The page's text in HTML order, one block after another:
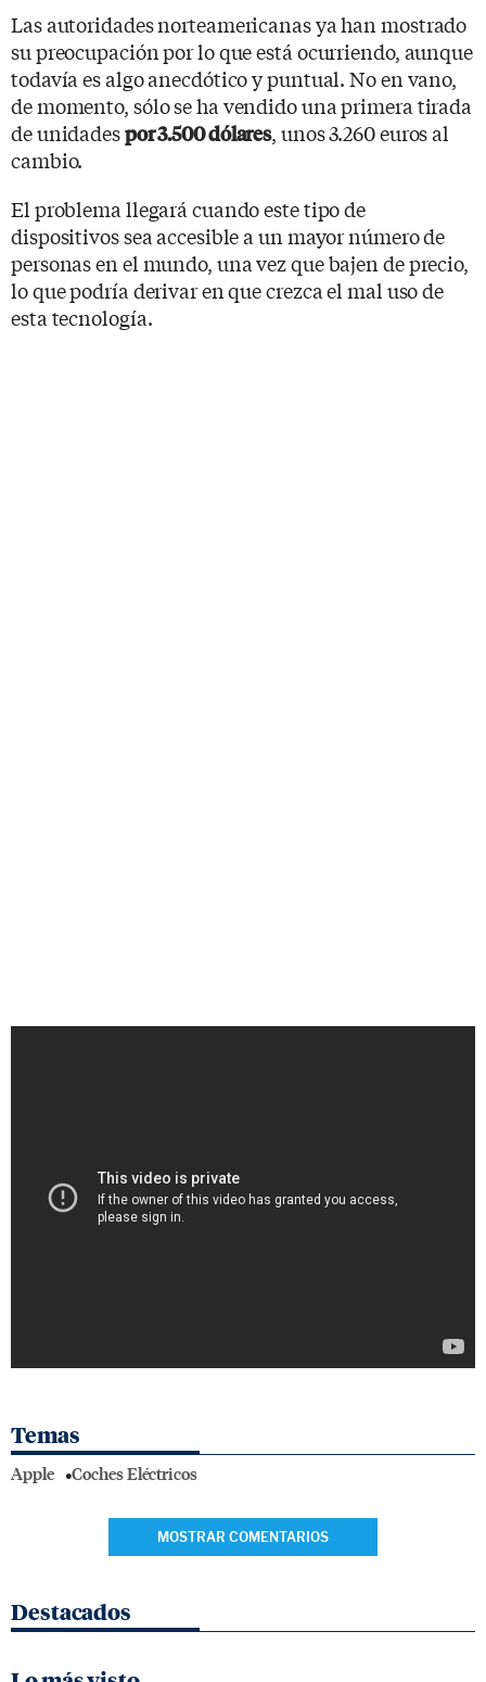
Las autoridades norteamericanas ya han mostrado
su preocupación por lo que está ocurriendo, aunque
todavía es algo anecdótico y puntual. No en vano,
de momento, sólo se ha vendido una primera tirada
de unidadespor 3.500 dólares, unos 3.260 euros al
cambio.
El problema llegará cuando este tipo de
dispositivos sea accesible a un mayor número de
personas en el mundo, una vez que bajen de precio,
lo que podría derivar en que crezca el mal uso de
esta tecnología.
Temas
Apple Coches Eléctricos
MOSTRAR COMENTARIOS
Destacados